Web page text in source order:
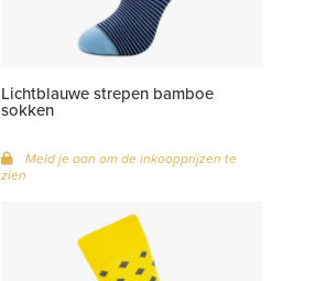
Lichtblauwe strepen bamboe
sokken
Meld je aan om de inkoopprijzen te
zien